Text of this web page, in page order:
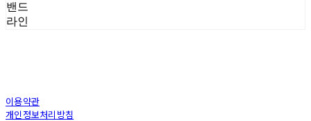
밴드
라인
이용약관
개인정보처리방침